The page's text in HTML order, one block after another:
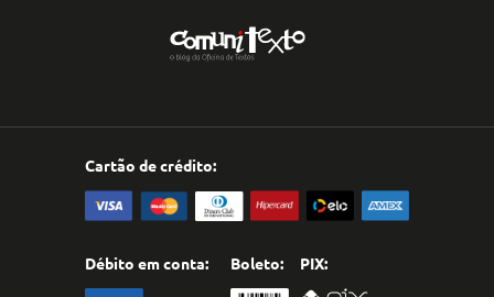
Cartão de crédito:
Débito em conta: Boleto: PIX: